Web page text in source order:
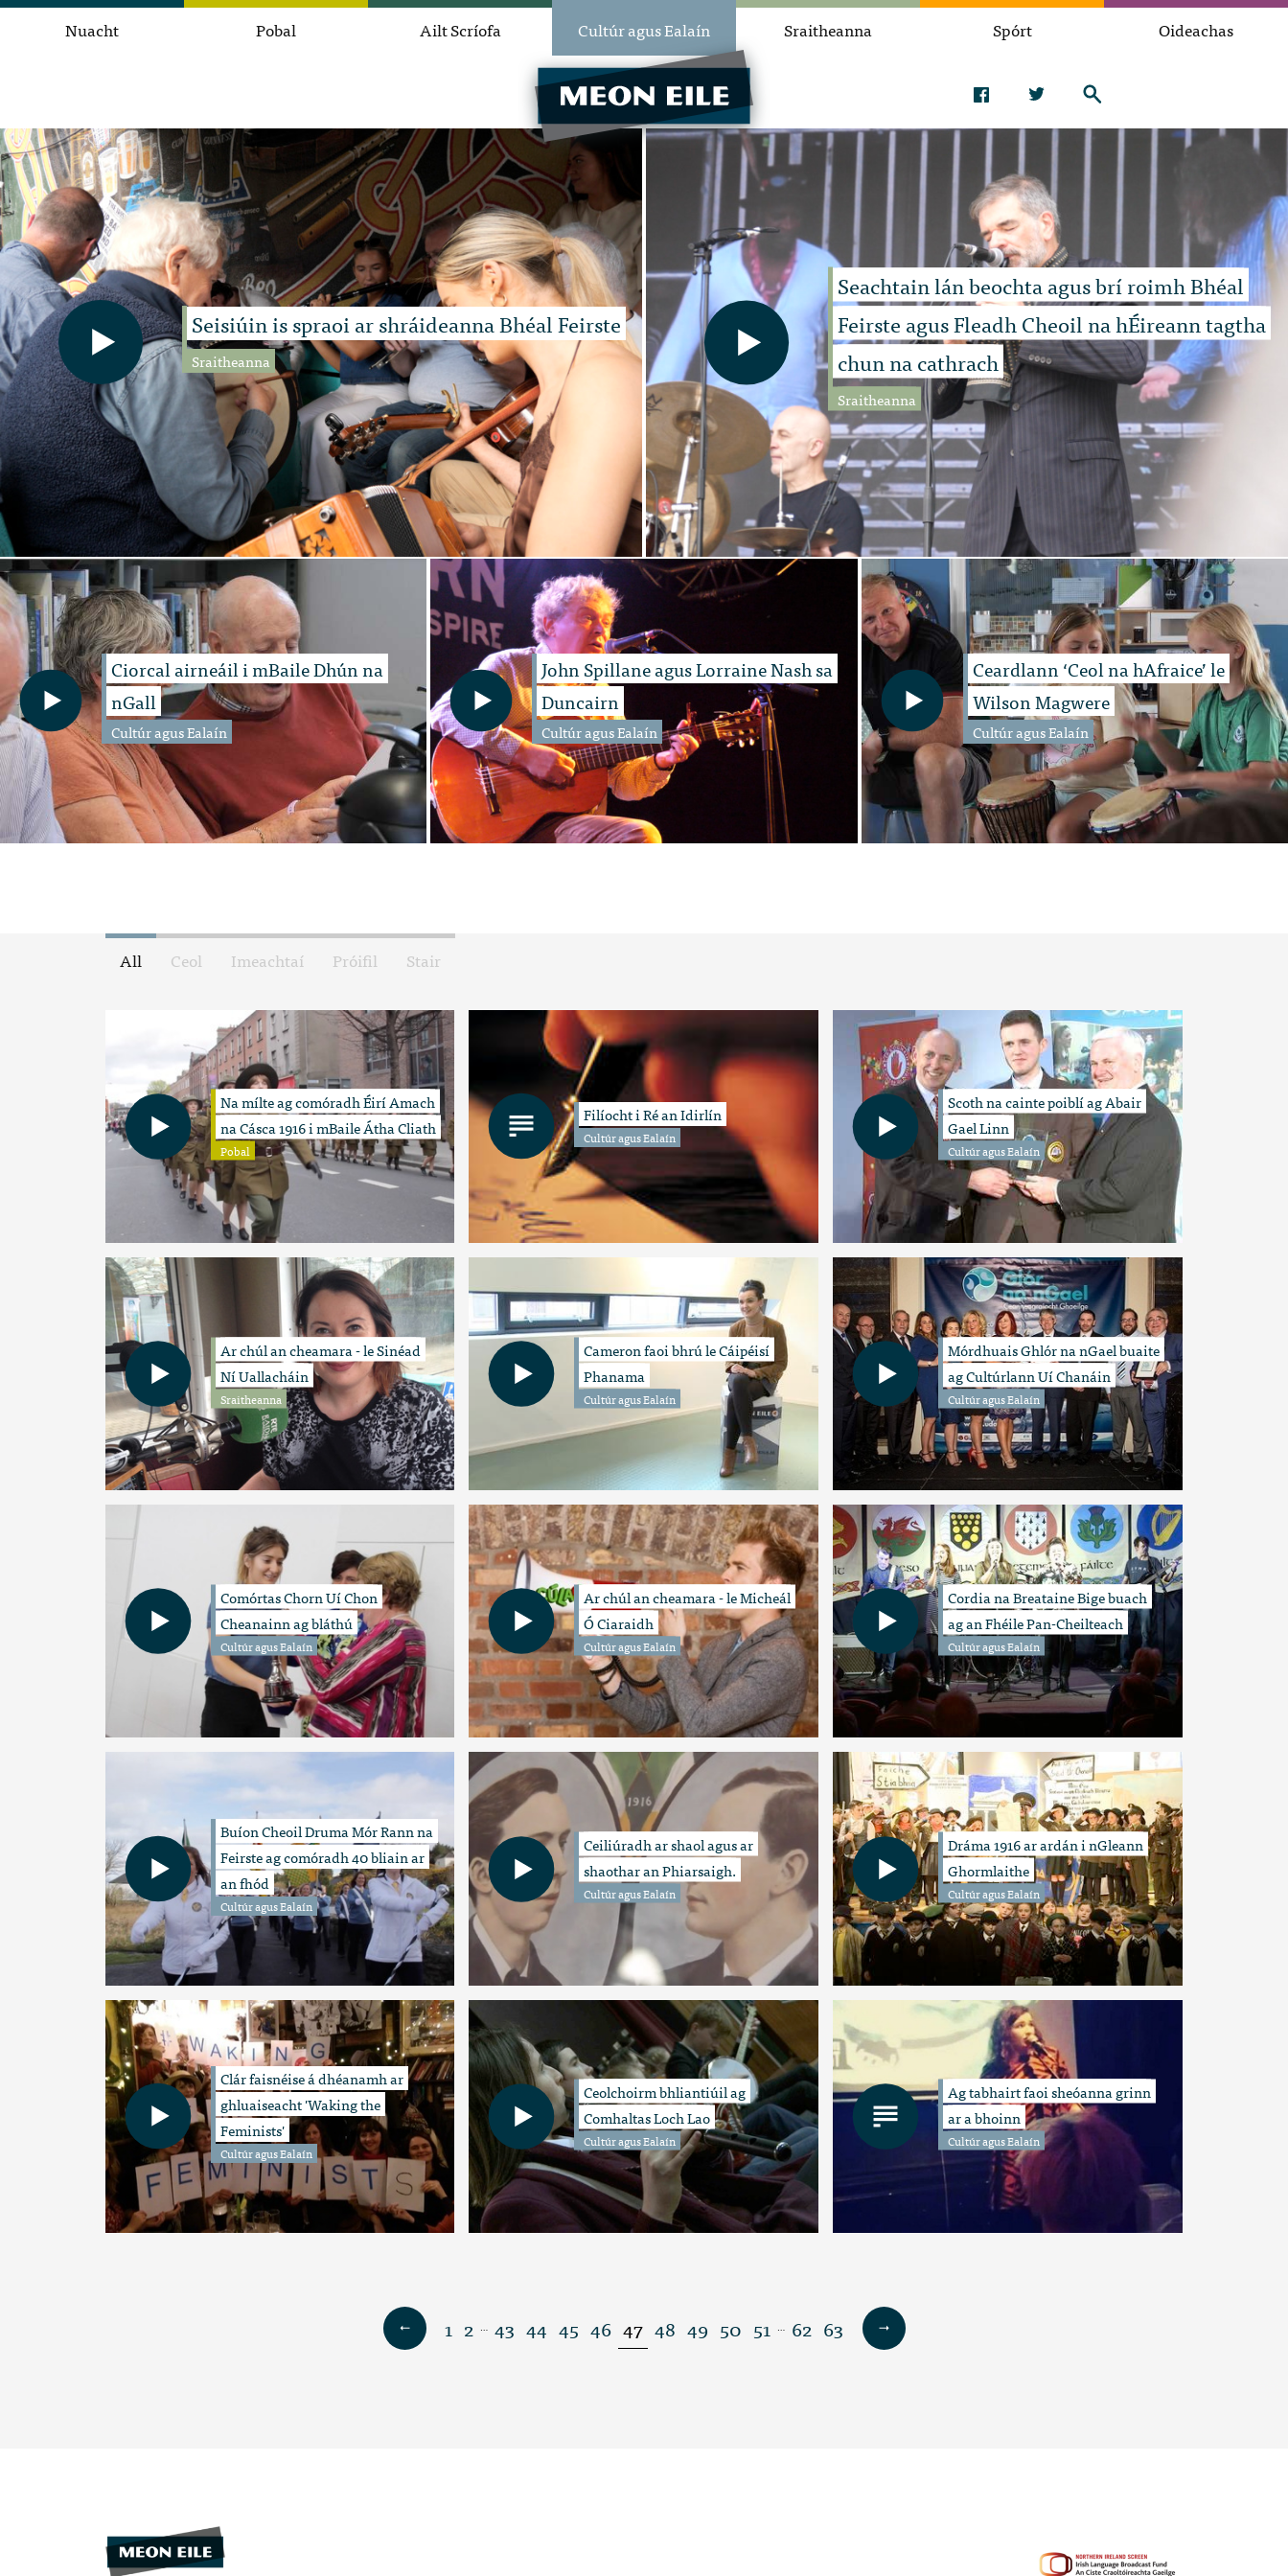
Nuacht Pobal Ailt Scríofa Cultúr agus Ealaín Sraitheanna Spórt Oideachas
Seisiúin is spraoi ar shráideanna Bhéal Feirste
Sraitheanna
Seachtain lán beochta agus brí roimh Bhéal
Feirste agus Fleadh Cheoil na hÉireann tagtha
chun na cathrach
Sraitheanna
Ciorcal airneáil i mBaile Dhún na
nGall
Cultúr agus Ealaín
John Spillane agus Lorraine Nash sa
Duncairn
Cultúr agus Ealaín
Ceardlann ‘Ceol na hAfraice’ le
Wilson Magwere
Cultúr agus Ealaín
All Ceol Imeachtaí Próifil Stair
Na mílte ag comóradh Éirí Amach
na Cásca 1916 i mBaile Átha Cliath
Pobal
Filíocht i Ré an Idirlín
Cultúr agus Ealaín
Scoth na cainte poiblí ag Abair
Gael Linn
Cultúr agus Ealaín
Ar chúl an cheamara - le Sinéad
Ní Uallacháin
Sraitheanna
Cameron faoi bhrú le Cáipéisí
Phanama
Cultúr agus Ealaín
Mórdhuais Ghlór na nGael buaite
ag Cultúrlann Uí Chanáin
Cultúr agus Ealaín
Comórtas Chorn Uí Chon
Cheanainn ag bláthú
Cultúr agus Ealaín
Ar chúl an cheamara - le Micheál
Ó Ciaraidh
Cultúr agus Ealaín
Cordia na Breataine Bige buach
ag an Fhéile Pan-Cheilteach
Cultúr agus Ealaín
Buíon Cheoil Druma Mór Rann na
Feirste ag comóradh 40 bliain ar
an fhód
Cultúr agus Ealaín
Ceiliúradh ar shaol agus ar
shaothar an Phiarsaigh.
Cultúr agus Ealaín
Dráma 1916 ar ardán i nGleann
Ghormlaithe
Cultúr agus Ealaín
Clár faisnéise á dhéanamh ar
ghluaiseacht 'Waking the
Feminists'
Cultúr agus Ealaín
Ceolchoirm bhliantiúil ag
Comhaltas Loch Lao
Cultúr agus Ealaín
Ag tabhairt faoi sheóanna grinn
ar a bhoinn
Cultúr agus Ealaín
1 2 … 43 44 45 46 47 48 49 50 51 … 62 63